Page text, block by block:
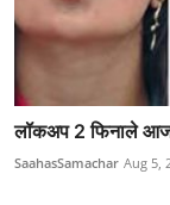
लॉकअप 2 फिनाले आज,
SaahasSamachar Aug 5,